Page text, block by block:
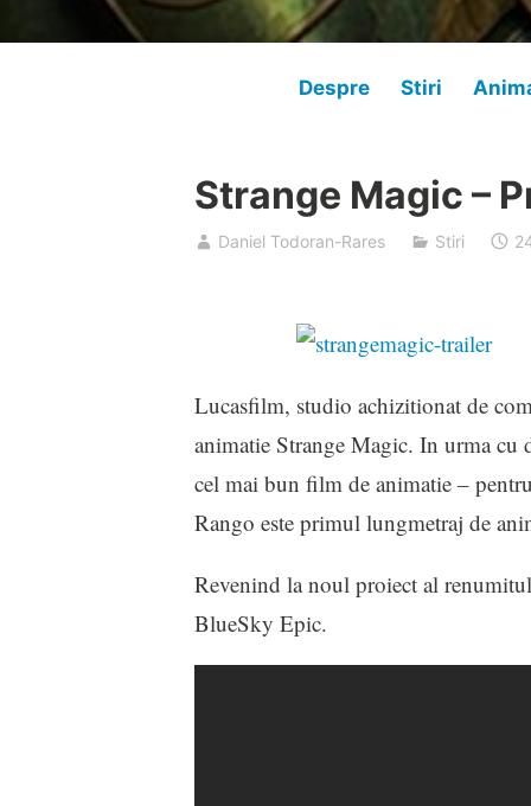
Despre Stiri
Strange Magic –
Daniel Todoran-Rares Stiri
Lucasfilm, studio achizitionat de
animatie Strange Magic. In urma cu
cel mai bun film de animatie –
Rango este primul lungmetraj de
Revenind la noul proiect al
BlueSky Epic.